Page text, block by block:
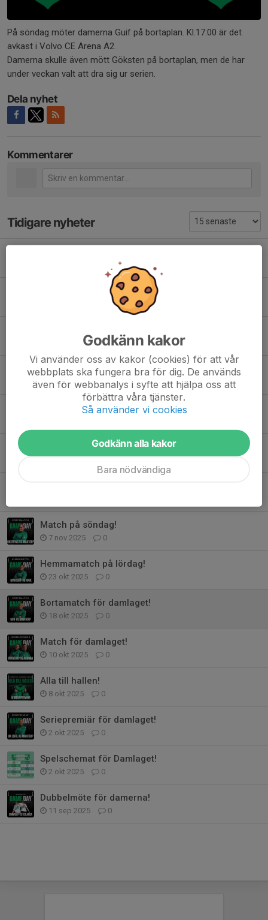
På söndag möter damerna Guif på bortaplan. Kl.17:00 är det
avkast i Volvo CE Arena A2.
Damerna skulle även mött Göksten på bortaplan, men de har
under veckan valt att dra sig ur serien.
Dela nyhet
Kommentarer
Tidigare nyheter
Bortamatch för damlaget!
0
8 jan, 10:31 0
Bortamatch på Torsdag!
10 dec 2025 2
Hemmamatch för damlaget!
Match på söndag!
21 nov 2025 0
Match på söndag!
7 nov 2025 0
Hemmamatch på lördag!
23 okt 2025 0
Bortamatch för damlaget!
18 okt 2025 0
Match för damlaget!
10 okt 2025 0
Alla till hallen!
8 okt 2025 0
Seriepremiär för damlaget!
2 okt 2025 0
Spelschemat för Damlaget!
2 okt 2025 0
Dubbelmöte för damerna!
11 sep 2025 0
Godkänn kakor
Vi använder oss av kakor (cookies) för att vår
webbplats ska fungera bra för dig. De används
även för webbanalys i syfte att hjälpa oss att
förbättra våra tjänster.
Så använder vi cookies
Godkänn alla kakor
Bara nödvändiga